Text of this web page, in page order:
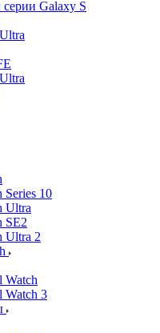
Galaxy S
Series 10
Ultra
SE2
Ultra 2
Watch
Watch 3